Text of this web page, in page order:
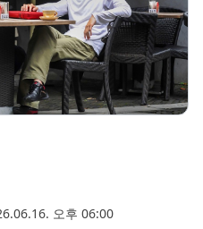
오후 06:00